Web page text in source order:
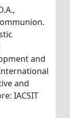
and
and
IACSIT